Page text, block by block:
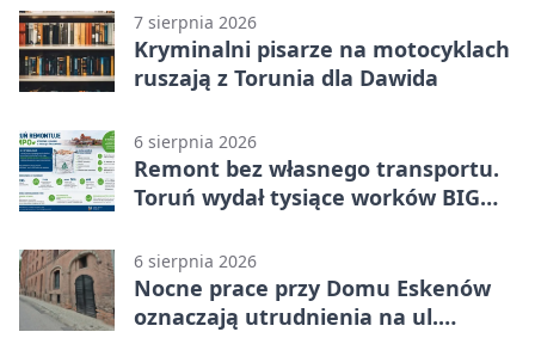
7 sierpnia 2026
Kryminalni pisarze na motocyklach
ruszają z Torunia dla Dawida
6 sierpnia 2026
Remont bez własnego transportu.
Toruń wydał tysiące worków BIG
6 sierpnia 2026
Nocne prace przy Domu Eskenów
oznaczają utrudnienia na ul.